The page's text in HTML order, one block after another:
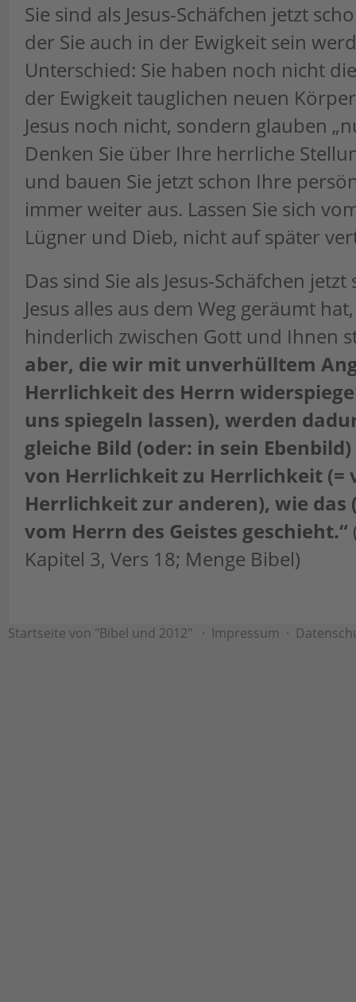
Sie sind als Jesus-Schäfchen jetzt
der Sie auch in der Ewigkeit sein
Unterschied: Sie haben noch nicht
der Ewigkeit tauglichen neuen
Jesus noch nicht, sondern glauben
Denken Sie über Ihre herrliche
und bauen Sie jetzt schon Ihre
immer weiter aus. Lassen Sie sich
Lügner und Dieb, nicht auf später
Das sind Sie als Jesus-Schäfchen
Jesus alles aus dem Weg geräumt
hinderlich zwischen Gott und Ihnen
aber, die wir mit unverhülltem
Herrlichkeit des Herrn
uns spiegeln lassen), werden
gleiche Bild (oder: in sein
von Herrlichkeit zu Herrlichkeit (=
Herrlichkeit zur anderen), wie das
vom Herrn des Geistes geschieht.“
Kapitel 3, Vers 18; Menge Bibel)
Startseite von "Bibel und 2012" · Impressum ·